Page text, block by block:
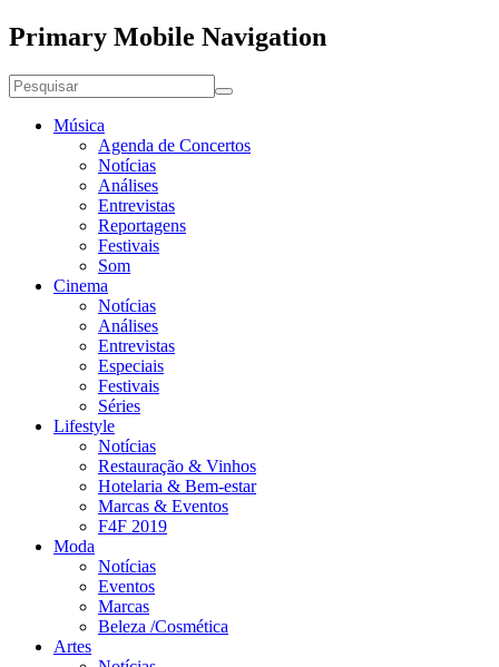
Primary Mobile Navigation
Música
Agenda de Concertos
Notícias
Análises
Entrevistas
Reportagens
Festivais
Som
Cinema
Notícias
Análises
Entrevistas
Especiais
Festivais
Séries
Lifestyle
Notícias
Restauração & Vinhos
Hotelaria & Bem-estar
Marcas & Eventos
F4F 2019
Moda
Notícias
Eventos
Marcas
Beleza /Cosmética
Artes